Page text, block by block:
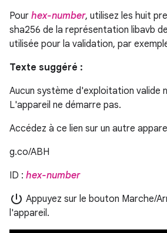
Pour hex-number, utilisez les huit
sha256 de la représentation libavb
utilisée pour la validation, par
Texte suggéré :
Aucun système d'exploitation valide
L'appareil ne démarre pas.
Accédez à ce lien sur un autre
g.co/ABH
ID : hex-number
power_settings_new Appuyez sur le bouton Marche/
l'appareil.